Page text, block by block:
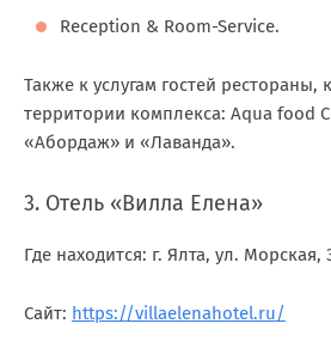
Reception & Room-Service.
Также к услугам гостей рестораны,
территории комплекса: Aqua food
«Абордаж» и «Лаванда».
3. Отель «Вилла Елена»
Где находится: г. Ялта, ул. Морская,
Сайт: https://villaelenahotel.ru/